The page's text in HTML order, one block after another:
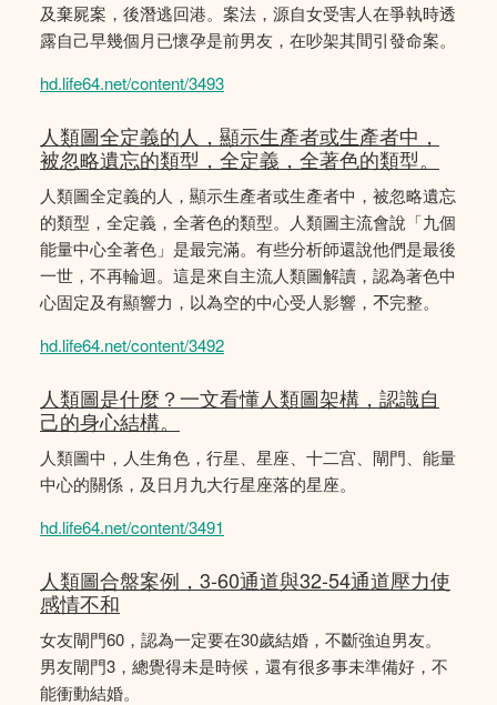
及棄屍案，後潛逃回港。案法，源自女受害人在爭執時透
露自己早幾個月已懷孕是前男友，在吵架其間引發命案。
hd.life64.net/content/3493
人類圖全定義的人，顯示生產者或生產者中，
被忽略遺忘的類型，全定義，全著色的類型。
人類圖全定義的人，顯示生產者或生產者中，被忽略遺忘
的類型，全定義，全著色的類型。人類圖主流會說「九個
能量中心全著色」是最完滿。有些分析師還說他們是最後
一世，不再輪迴。這是來自主流人類圖解讀，認為著色中
心固定及有顯響力，以為空的中心受人影響，𣎴完整。
hd.life64.net/content/3492
人類圖是什麼？一文看懂人類圖架構，認識自
己的身心結構。
人類圖中，人生角色，行星、星座、十二宫、閘門、能量
中心的關係，及日月九大行星座落的星座。
hd.life64.net/content/3491
人類圖合盤案例，3-60通道與32-54通道壓力使
感情不和
女友閘門60，認為一定要在30歲結婚，不斷強迫男友。
男友閘門3，總覺得未是時候，還有很多事未準備好，不
能衝動結婚。